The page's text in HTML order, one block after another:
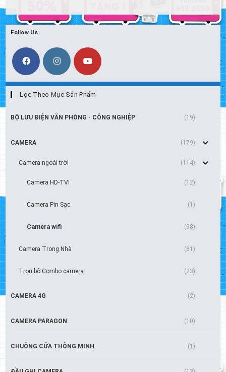
Follow Us
Lọc Theo Mục Sản Phẩm
BỘ LƯU ĐIỆN VĂN PHÒNG - CÔNG NGHIỆP (19)
CAMERA (179)
Camera ngoài trời (114)
Camera HD-TVI (12)
Camera Pin Sạc (1)
Camera wifi (98)
Camera Trong Nhà (81)
Trọn bộ Combo camera (23)
CAMERA 4G (2)
CAMERA PARAGON (10)
CHUÔNG CỬA THÔNG MINH (1)